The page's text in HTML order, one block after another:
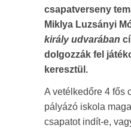
csapatverseny
Miklya Luzsányi
király udvarában
dolgozzák fel
keresztül.
A vetélkedőre 4 fős
pályázó iskola
csapatot indít-e,